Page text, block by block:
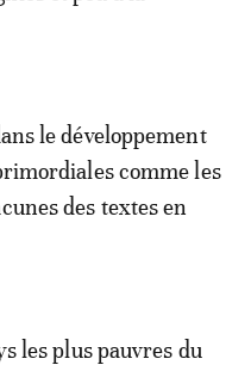
le développement
comme les
des textes en
les plus pauvres du